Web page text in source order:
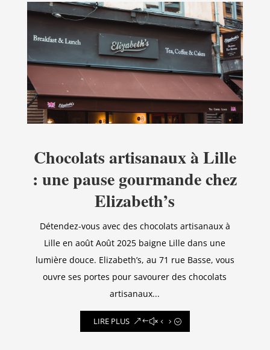
Chocolats artisanaux à Lille
: une pause gourmande chez
Elizabeth’s
Détendez-vous avec des chocolats artisanaux à
Lille en août Août 2025 baigne Lille dans une
lumière douce. Elizabeth’s, au 71 rue Basse, vous
ouvre ses portes pour savourer des chocolats
artisanaux...
LIRE PLUS